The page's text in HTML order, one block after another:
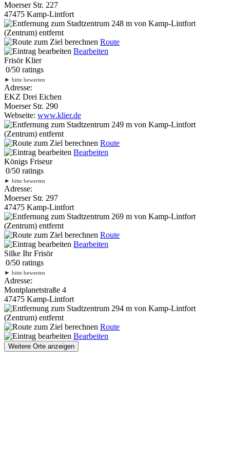
Moerser Str. 227
47475 Kamp-Lintfort
248 m von Kamp-Lintfort
(Zentrum) entfernt
Route
Bearbeiten
Frisör Klier
0/50 ratings
► bitte bewerten
Adresse:
EKZ Drei Eichen
Moerser Str. 290
Webseite: www.klier.de
249 m von Kamp-Lintfort
(Zentrum) entfernt
Route
Bearbeiten
Königs Friseur
0/50 ratings
► bitte bewerten
Adresse:
Moerser Str. 297
47475 Kamp-Lintfort
269 m von Kamp-Lintfort
(Zentrum) entfernt
Route
Bearbeiten
Silke Ihr Frisör
0/50 ratings
► bitte bewerten
Adresse:
Montplanetstraße 4
47475 Kamp-Lintfort
294 m von Kamp-Lintfort
(Zentrum) entfernt
Route
Bearbeiten
Weitere Orte anzeigen